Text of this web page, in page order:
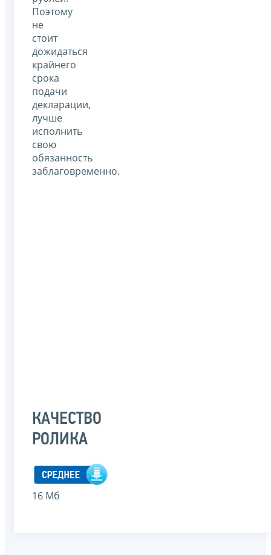
Поэтому
не
стоит
дожидаться
крайнего
срока
подачи
декларации,
лучше
исполнить
свою
обязанность
заблаговременно.
КАЧЕСТВО
РОЛИКА
16 Мб